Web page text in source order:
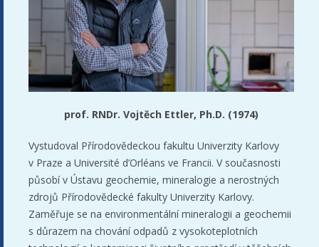
prof. RNDr. Vojtěch Ettler, Ph.D. (1974)
Vystudoval Přírodovědeckou fakultu Univerzity Karlovy
v Praze a Université d’Orléans ve Francii. V současnosti
působí v Ústavu geochemie, mineralogie a nerostných
zdrojů Přírodovědecké fakulty Univerzity Karlovy.
Zaměřuje se na environmentální mineralogii a geochemii
s důrazem na chování odpadů z vysokoteplotních